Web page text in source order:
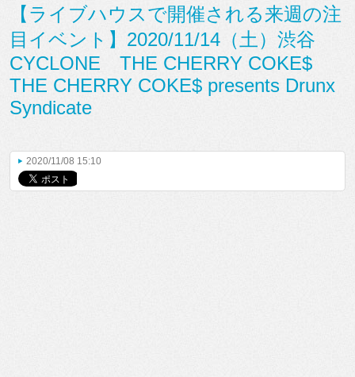
【ライブハウスで開催される来週の注
目イベント】2020/11/14（土）渋谷
CYCLONE THE CHERRY COKE$
THE CHERRY COKE$ presents Drunx
Syndicate
2020/11/08 15:10